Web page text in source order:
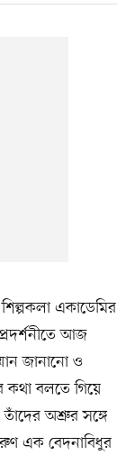
একাডেমির
আজ
জানানো ও
বলতে গিয়ে
তাঁদের অশ্রুর সঙ্গে
এক বেদনাবিধুর